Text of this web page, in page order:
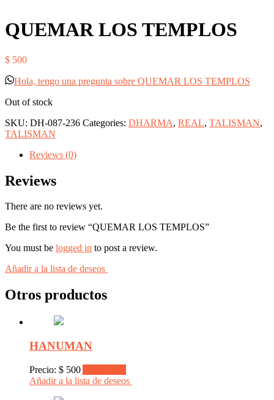
QUEMAR LOS TEMPLOS
$ 500
Hola, tengo una pregunta sobre QUEMAR LOS TEMPLOS
Out of stock
SKU: DH-087-236 Categories: DHARMA, REAL, TALISMAN,
TALISMAN
Reviews (0)
Reviews
There are no reviews yet.
Be the first to review “QUEMAR LOS TEMPLOS”
You must be logged in to post a review.
Añadir a la lista de deseos
Otros productos
HANUMAN
Precio: $ 500
Añadir a la lista de deseos